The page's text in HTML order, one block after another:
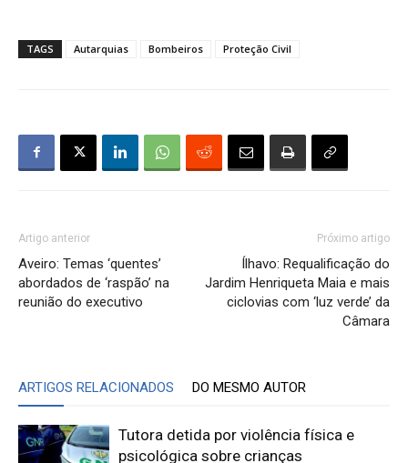
TAGS Autarquias Bombeiros Proteção Civil
Artigo anterior
Aveiro: Temas ‘quentes’
abordados de ‘raspão’ na
reunião do executivo
Próximo artigo
Ílhavo: Requalificação do
Jardim Henriqueta Maia e mais
ciclovias com ‘luz verde’ da
Câmara
ARTIGOS RELACIONADOS DO MESMO AUTOR
Tutora detida por violência física e
psicológica sobre crianças